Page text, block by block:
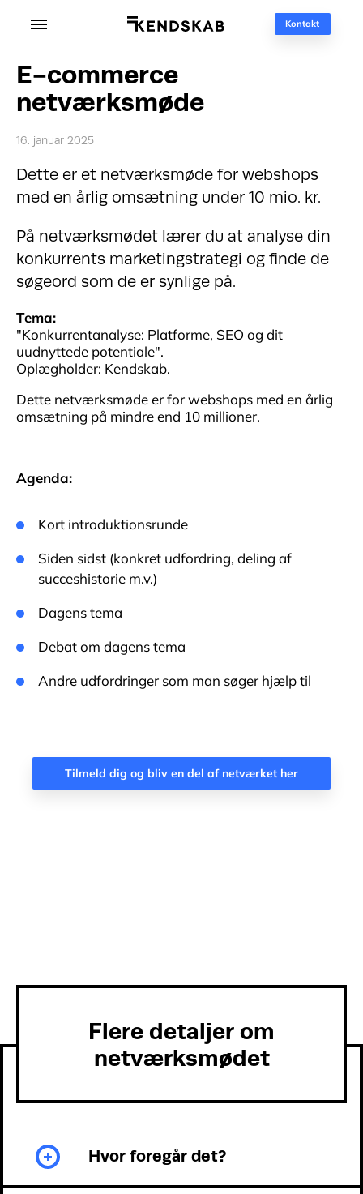
Kontakt
E-commerce
netværksmøde
16. januar 2025
Dette er et netværksmøde for webshops
med en årlig omsætning under 10 mio. kr.
På netværksmødet lærer du at analyse din
konkurrents marketingstrategi og finde de
søgeord som de er synlige på.
Tema:
"Konkurrentanalyse: Platforme, SEO og dit
uudnyttede potentiale".
Oplægholder: Kendskab.
Dette netværksmøde er for webshops med en årlig
omsætning på mindre end 10 millioner.
Agenda:
Kort introduktionsrunde
Siden sidst (konkret udfordring, deling af
succeshistorie m.v.)
Dagens tema
Debat om dagens tema
Andre udfordringer som man søger hjælp til
Tilmeld dig og bliv en del af netværket her
Flere detaljer om
netværksmødet
Hvor foregår det?